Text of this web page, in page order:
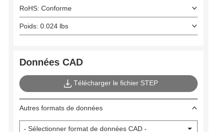
RoHS: Conforme
Poids: 0.024 lbs
Données CAD
Télécharger le fichier STEP
Autres formats de données